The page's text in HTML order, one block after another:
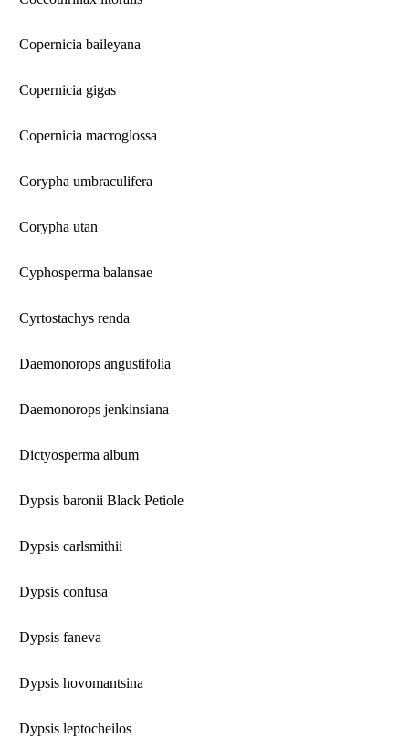
Copernicia baileyana
Copernicia gigas
Copernicia macroglossa
Corypha umbraculifera
Corypha utan
Cyphosperma balansae
Cyrtostachys renda
Daemonorops angustifolia
Daemonorops jenkinsiana
Dictyosperma album
Dypsis baronii Black Petiole
Dypsis carlsmithii
Dypsis confusa
Dypsis faneva
Dypsis hovomantsina
Dypsis leptocheilos